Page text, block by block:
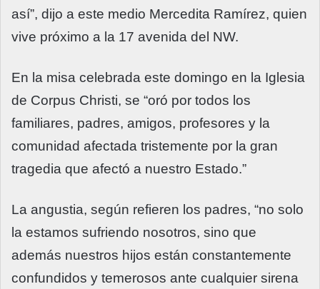
así”, dijo a este medio Mercedita Ramírez, quien
vive próximo a la 17 avenida del NW.
En la misa celebrada este domingo en la Iglesia
de Corpus Christi, se “oró por todos los
familiares, padres, amigos, profesores y la
comunidad afectada tristemente por la gran
tragedia que afectó a nuestro Estado.”
La angustia, según refieren los padres, “no solo
la estamos sufriendo nosotros, sino que
además nuestros hijos están constantemente
confundidos y temerosos ante cualquier sirena